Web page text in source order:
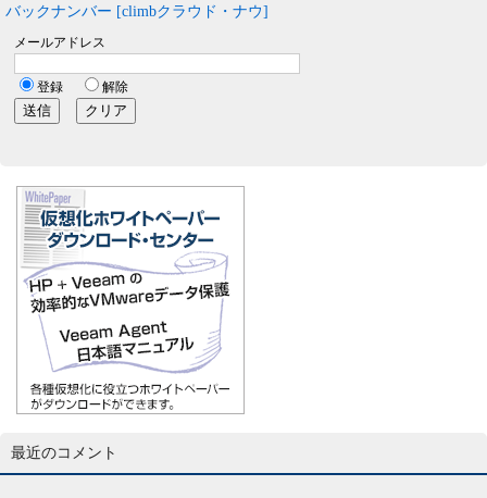
バックナンバー [climbクラウド・ナウ]
最近のコメント